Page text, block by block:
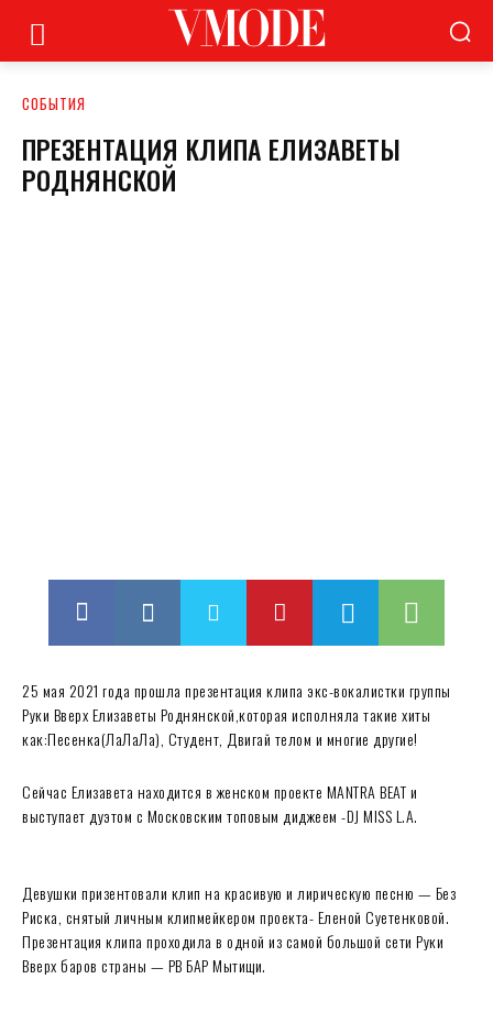
СОБЫТИЯ
ПРЕЗЕНТАЦИЯ КЛИПА ЕЛИЗАВЕТЫ
РОДНЯНСКОЙ
25 мая 2021 года прошла презентация клипа экс-вокалистки группы
Руки Вверх Елизаветы Роднянской,которая исполняла такие хиты
как:Песенка(ЛаЛаЛа), Студент, Двигай телом и многие другие!
Сейчас Елизавета находится в женском проекте MANTRA BEAT и
выступает дуэтом с Московским топовым диджеем -DJ MISS L.A.
Девушки призентовали клип на красивую и лирическую песню — Без
Риска, снятый личным клипмейкером проекта- Еленой Суетенковой.
Презентация клипа проходила в одной из самой большой сети Руки
Вверх баров страны — РВ БАР Мытищи.